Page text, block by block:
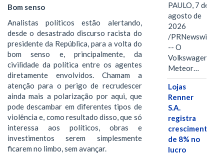
Bom senso
Analistas políticos estão alertando,
desde o desastrado discurso racista do
presidente da República, para a volta do
bom senso e, principalmente, da
civilidade da política entre os agentes
diretamente envolvidos. Chamam a
atenção para o perigo de recrudescer
ainda mais a polarização por aqui, que
pode descambar em diferentes tipos de
violência e, como resultado disso, que só
interessa aos políticos, obras e
investimentos serem simplesmente
ficarem no limbo, sem avançar.
PAULO, 7 de
agosto de
2026
/PRNewswire/
-- O
Volkswagen
Meteor…
Lojas
Renner
S.A.
registra
crescimento
de 8% no
lucro